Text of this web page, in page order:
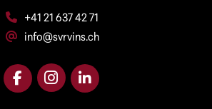
+41 21 637 42 71
info@svrvins.ch